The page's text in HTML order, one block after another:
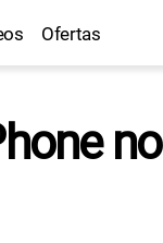
Ofertas
no